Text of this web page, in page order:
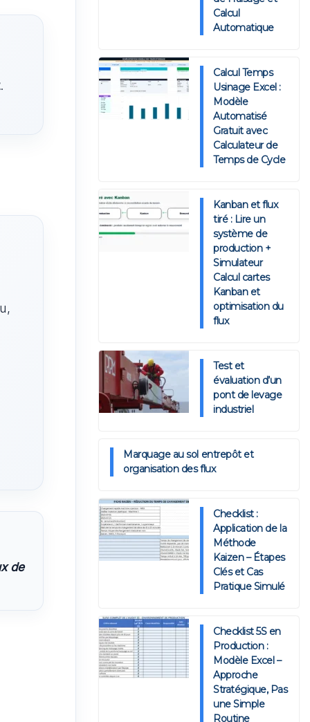
.
de
Calcul
Automatique
Calcul Temps
Usinage Excel :
Modèle
Automatisé
Gratuit avec
Calculateur de
Temps de Cycle
Kanban et flux
tiré : Lire un
système de
production +
Simulateur
Calcul cartes
Kanban et
optimisation du
flux
Test et
évaluation d’un
pont de levage
industriel
Marquage au sol entrepôt et
organisation des flux
Checklist :
Application de la
Méthode
Kaizen – Étapes
Clés et Cas
Pratique Simulé
Checklist 5S en
Production :
Modèle Excel –
Approche
Stratégique, Pas
une Simple
Routine